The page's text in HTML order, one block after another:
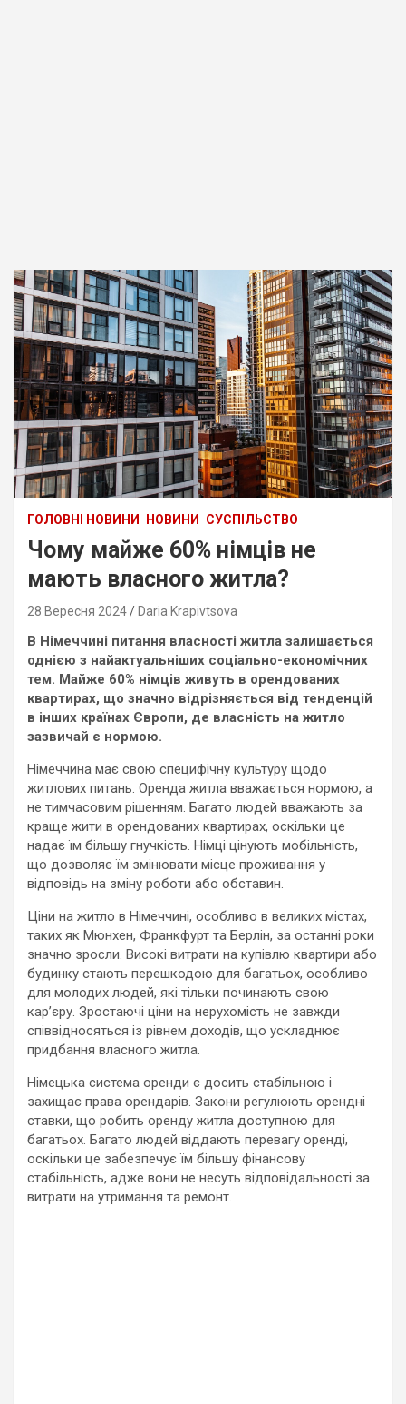
ГОЛОВНІ НОВИНИ НОВИНИ СУСПІЛЬСТВО
Чому майже 60% німців не
мають власного житла?
28 Вересня 2024 Daria Krapivtsova
В Німеччині питання власності житла залишається
однією з найактуальніших соціально-економічних
тем. Майже 60% німців живуть в орендованих
квартирах, що значно відрізняється від тенденцій
в інших країнах Європи, де власність на житло
зазвичай є нормою.
Німеччина має свою специфічну культуру щодо
житлових питань. Оренда житла вважається нормою, а
не тимчасовим рішенням. Багато людей вважають за
краще жити в орендованих квартирах, оскільки це
надає їм більшу гнучкість. Німці цінують мобільність,
що дозволяє їм змінювати місце проживання у
відповідь на зміну роботи або обставин.
Ціни на житло в Німеччині, особливо в великих містах,
таких як Мюнхен, Франкфурт та Берлін, за останні роки
значно зросли. Високі витрати на купівлю квартири або
будинку стають перешкодою для багатьох, особливо
для молодих людей, які тільки починають свою
кар’єру. Зростаючі ціни на нерухомість не завжди
співвідносяться із рівнем доходів, що ускладнює
придбання власного житла.
Німецька система оренди є досить стабільною і
захищає права орендарів. Закони регулюють орендні
ставки, що робить оренду житла доступною для
багатьох. Багато людей віддають перевагу оренді,
оскільки це забезпечує їм більшу фінансову
стабільність, адже вони не несуть відповідальності за
витрати на утримання та ремонт.